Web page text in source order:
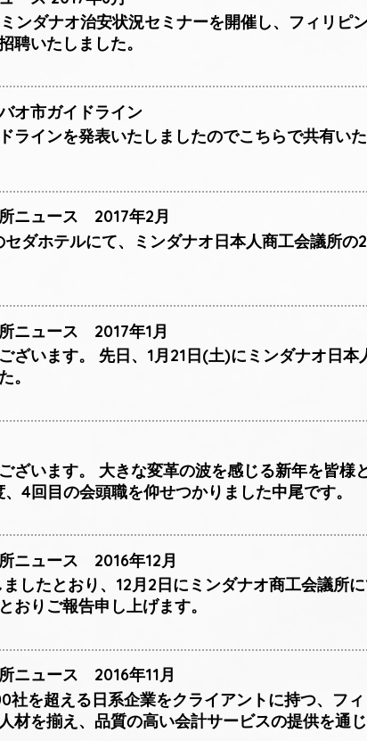
ンダナオ治安状況セミナーを開催し、フィリピ
聘いたしました。
オ市ガイドライン
ラインを発表いたしましたのでこちらで共有いた
ニュース 2017年2月
ダホテルにて、ミンダナオ日本人商工会議所の
ニュース 2017年1月
ざいます。 先日、1月21日(土)にミンダナオ日
。
ざいます。 大きな変革の波を感じる新年を皆様
4回目の会頭職を仰せつかりました中尾です。
ニュース 2016年12月
したとおり、12月2日にミンダナオ商工会議所
おりご報告申し上げます。
ニュース 2016年11月
社を超える日系企業をクライアントに持つ、フ
材を揃え、品質の高い会計サービスの提供を通